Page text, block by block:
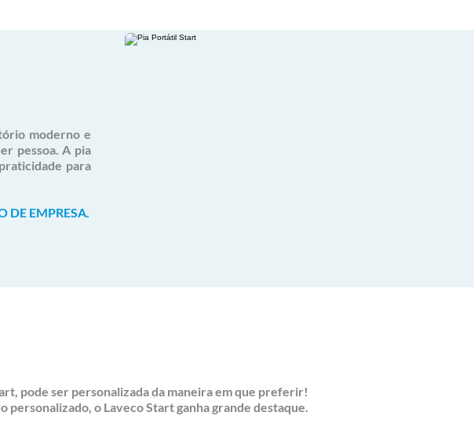
moderno e
pessoa. A pia
para
DE EMPRESA.
pode ser personalizada da maneira em que preferir!
personalizado, o Laveco Start ganha grande destaque.